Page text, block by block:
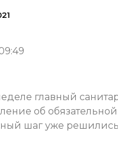
главный
об
шаг уже